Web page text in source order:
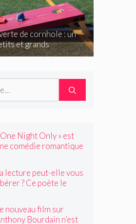
de cornhole : un
et grands
One Night Only » est
comédie romantique
lecture peut-elle vous
? Ce poète le
nouveau film sur
Bourdain n’est